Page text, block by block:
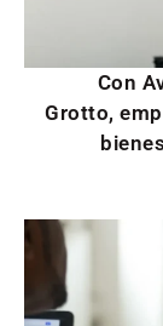
Con
Grotto,